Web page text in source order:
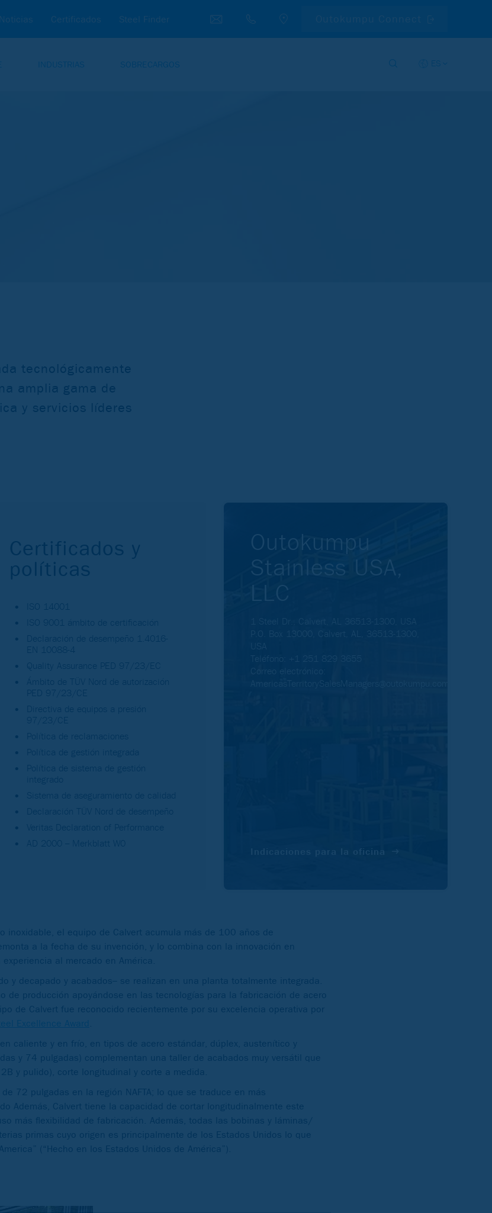
Noticias Certificados Steel Finder
INDUSTRIAS SOBRECARGOS ES
tecnológicamente
amplia gama de
y servicios líderes
Certificados y
políticas
ISO 14001
ISO 9001 ámbito de certificación
Declaración de desempeño 1.4016-
EN 10088-4
Quality Assurance PED 97/23/EC
Ámbito de TÜV Nord de autorización
PED 97/23/CE
Directiva de equipos a presión
97/23/CE
Política de reclamaciones
Política de gestión integrada
Política de sistema de gestión
integrado
Sistema de aseguramiento de calidad
Declaración TÜV Nord de desempeño
Veritas Declaration of Performance
AD 2000 – Merkblatt W0
Outokumpu
Stainless USA,
LLC
P.O. Box 13000, Calvert, AL, 36513-1300,
Teléfono: +1 251 829 3655
Correo electrónico:
AmericasTerritorySalesManagers@outokumpu.com
Indicaciones para la oficina
inoxidable, el equipo de Calvert acumula más de 100 años de
a la fecha de su invención, y lo combina con la innovación en
al mercado en América.
y decapado y acabados– se realizan en una planta totalmente integrada.
producción apoyándose en las tecnologías para la fabricación de acero
de Calvert fue reconocido recientemente por su excelencia operativa por
Excellence Award .
caliente y en frío, en tipos de acero estándar, dúplex, austenítico y
y 74 pulgadas) complementan una taller de acabados muy versátil que
y pulido), corte longitudinal y corte a medida.
72 pulgadas en la región NAFTA; lo que se traduce en más
Además, Calvert tiene la capacidad de cortar longitudinalmente este
más flexibilidad de fabricación. Además, todas las bobinas y láminas/
primas cuyo origen es principalmente de los Estados Unidos lo que
(“Hecho en los Estados Unidos de América”).